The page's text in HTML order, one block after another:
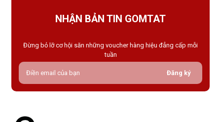
NHẬN BẢN TIN GOMTAT
Đừng bỏ lỡ cơ hội săn những voucher hàng hiệu đẳng cấp mỗi
tuần
Đăng ký